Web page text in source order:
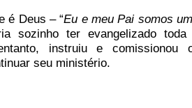
é Deus – “Eu e meu Pai somos
sozinho ter evangelizado toda
instruiu e comissionou
seu ministério.